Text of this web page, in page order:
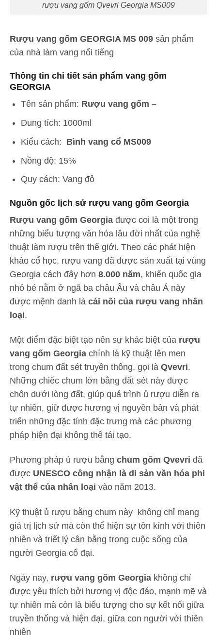
rượu vang gốm Qvevri Georgia MS009
Rượu vang gốm GEORGIA MS 009 sản phẩm
của nhà làm vang nổi tiếng
Thông tin chi tiết sản phẩm vang gốm
GEORGIA
Tên sản phẩm: Rượu vang gốm –
Dung tích: 1000ml
Kiểu cách: Bình vang cổ MS009
Nồng độ: 15%
Quy cách: Vang đỏ
Nguồn gốc lịch sử rượu vang gốm Georgia
Rượu vang gốm Georgia được coi là một trong
những biểu tượng văn hóa lâu đời nhất của nghệ
thuật làm rượu trên thế giới. Theo các phát hiện
khảo cổ học, rượu vang đã được sản xuất tại vùng
Georgia cách đây hơn 8.000 năm, khiến quốc gia
nhỏ bé nằm ở ngã ba châu Âu và châu Á này
được mệnh danh là cái nôi của rượu vang nhân
loại.
Một điểm đặc biệt tạo nên sự khác biệt của rượu
vang gốm Georgia chính là kỹ thuật lên men
trong chum đất sét truyền thống, gọi là Qvevri.
Những chiếc chum lớn bằng đất sét này được
chôn dưới lòng đất, giúp quá trình ủ rượu diễn ra
tự nhiên, giữ được hương vị nguyên bản và phát
triển những đặc tính đặc trưng mà các phương
pháp hiện đại không thể tái tạo.
Phương pháp ủ rượu bằng chum gốm Qvevri đã
được UNESCO công nhận là di sản văn hóa phi
vật thể của nhân loại vào năm 2013.
Kỹ thuật ủ rượu bằng chum này không chỉ mang
giá trị lịch sử mà còn thể hiện sự tôn kính với thiên
nhiên và triết lý cân bằng trong cuộc sống của
người Georgia cổ đại.
Ngày nay, rượu vang gốm Georgia không chỉ
được yêu thích bởi hương vị độc đáo, mạnh mẽ và
tự nhiên mà còn là biểu tượng cho sự kết nối giữa
truyền thống và hiện đại, giữa con người với thiên
nhiên